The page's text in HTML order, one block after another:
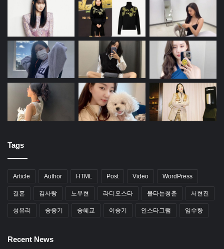
Tags
Article Author HTML Post Video WordPress
결혼 김사랑 노무현 라디오스타 불타는청춘 서현진
성유리 송중기 송혜교 이승기 인스타그램 임수향
Recent News